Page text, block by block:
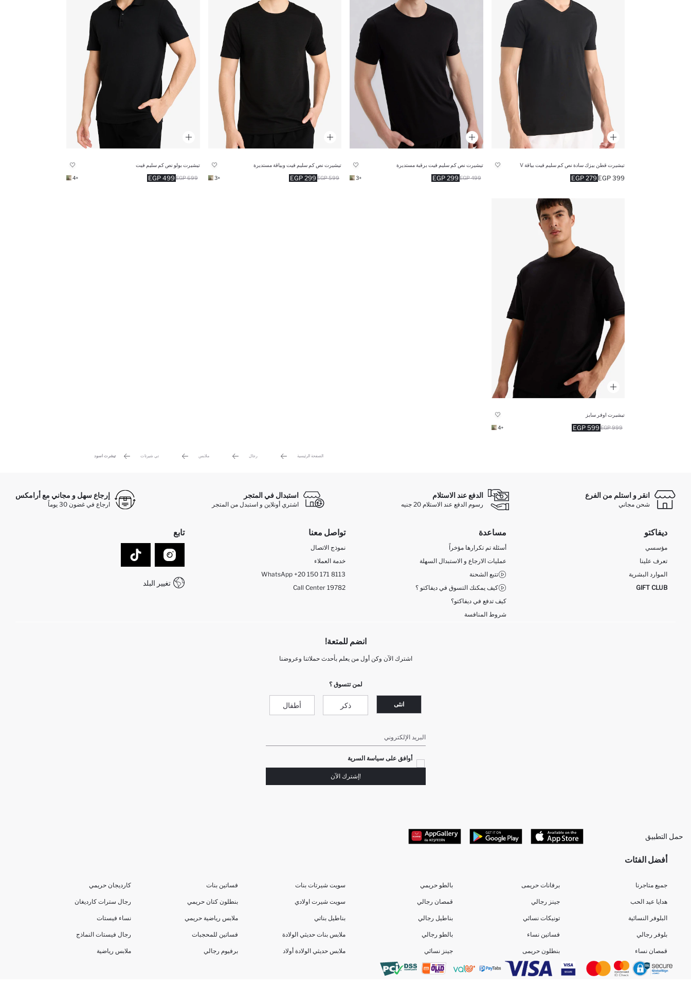
تيشيرت قطن بيزك سادة نص كم سليم فيت بياقة V
279 EGP 399 EGP
تيشيرت نص كم سليم فيت برقبة مستديرة
299 EGP 499 EGP
+3
تيشيرت نص كم سليم فيت وبياقة مستديرة
299 EGP 599 EGP
+3
تيشيرت بولو نص كم سليم فيت
499 EGP 699 EGP
+4
تيشيرت اوفر سايز
599 EGP 999 EGP
+4
الصفحة الرئيسية رجال ملابس تي شيرتات تيشرت اسود
انقر و استلم من الفرع
شحن مجاني
الدفع عند الاستلام
رسوم الدفع عند الاستلام 20 جنيه
استبدال في المتجر
اشتري أونلاين و استبدل من المتجر
إرجاع سهل و مجاني مع أرامكس
ارجاع في غضون 30 يوماً
ديفاكتو
مؤسسي
تعرف علينا
الموارد البشرية
GIFT CLUB
مساعدة
أسئلة تم تكرارها مؤخراً
عمليات الارجاع و الاستبدال السهلة
تتبع الشحنة
كيف يمكنك التسوق في ديفاكتو ؟
كيف تدفع في ديفاكتو؟
شروط المنافسة
تواصل معنا
نموذج الاتصال
خدمة العملاء
WhatsApp +20 150 171 8113
Call Center 19782
تابع
تغيير البلد
انضم للمتعة!
اشترك الآن وكن أول من يعلم بأحدث حملاتنا وعروضنا
لمن تتسوق ؟
انثى ذكر أطفال
البريد الإلكتروني
أوافق على سياسة السرية
!إشترك الآن
حمل التطبيق
أفضل الفئات
جميع متاجرنا
هدايا عيد الحب
البلوفر النسائية
بلوفر رجالي
قمصان نساء
برفانات حريمى
جينز رجالي
تونيكات نسائي
فساتين نساء
بنطلون حريمى
بالطو حريمي
قمصان رجالي
بناطيل رجالي
بالطو رجالي
جينز نسائي
سويت شيرتات بنات
سويت شيرت اولادي
بناطيل بناتي
ملابس بنات حديثي الولادة
ملابس حديثي الولادة أولاد
فساتين بنات
بنطلون كتان حريمي
ملابس رياضية حريمي
فساتين للمحجبات
برفيوم رجالي
كارديجان حريمي
رجال سترات كارديغان
نساء فيستات
رجال فيستات النماذج
ملابس رياضية